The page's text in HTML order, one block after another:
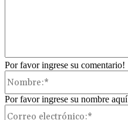
Por favor ingrese su comentario!
Por favor ingrese su nombre aquí